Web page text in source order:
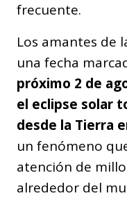
frecuente.
Los amantes de
una fecha
próximo 2 de
el eclipse solar
desde la Tierra
un fenómeno
atención de
alrededor del